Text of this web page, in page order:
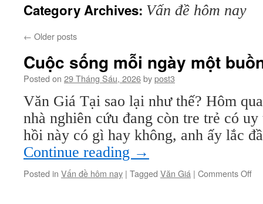
Category Archives: Vấn đề hôm nay
← Older posts
Cuộc sống mỗi ngày một
Posted on 29 Tháng Sáu, 2026bypost3
Văn Giá Tại sao lại như thế? Hôm
nhà nghiên cứu đang còn tre trẻ có
hồi này có gì hay không, anh ấy lắc
Continue reading →
Posted in Vấn đề hôm nay | Tagged Văn Giá | Comments Offon